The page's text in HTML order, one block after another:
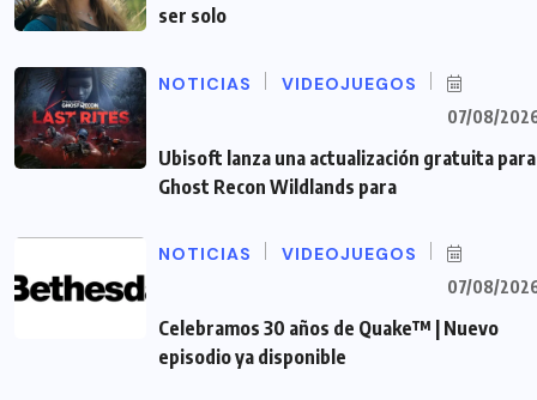
ser solo
NOTICIAS VIDEOJUEGOS
07/08/
Ubisoft lanza una actualización gratuita para
Ghost Recon Wildlands para
NOTICIAS VIDEOJUEGOS
07/08/
Celebramos 30 años de Quake™ | Nuevo
episodio ya disponible